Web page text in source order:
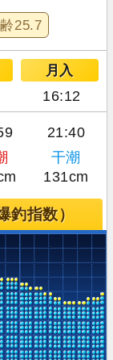
25.7
月入
16:12
21:40
干潮
131cm
釣指数）